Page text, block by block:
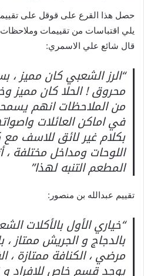
حصل هذا القرع على قوقل على
يلي اقتباسات من تقييمات
قال شائع علي الاسمري:
“الرز الشعبي كان مميز
محروق ! الحلا كان مميز
من الملاحظات انهم
في اماكن العائلات
بكلام غير لائق للاسف
اللوحات ومداخل مختلفة ،
المطعم التنبه لهذا”
تقييم عبدالله بن منصور:
“خياري الأول بالأكلات
بالدجاج و الجريش ممتاز ،
مرضي ، الكنافة ممتازة
يوجد قسم خاص للافراد و